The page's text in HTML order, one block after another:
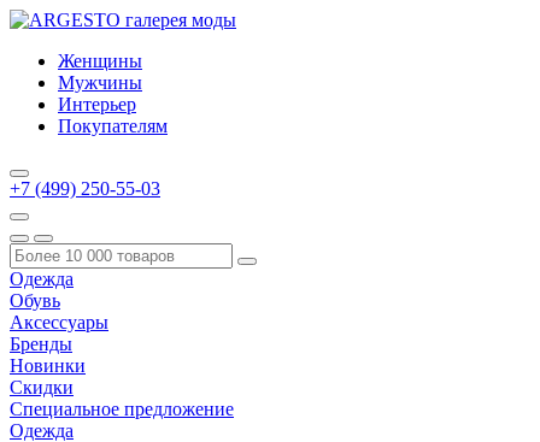
Женщины
Мужчины
Интерьер
Покупателям
+7 (499) 250-55-03
Одежда
Обувь
Аксессуары
Бренды
Новинки
Скидки
Специальное предложение
Одежда